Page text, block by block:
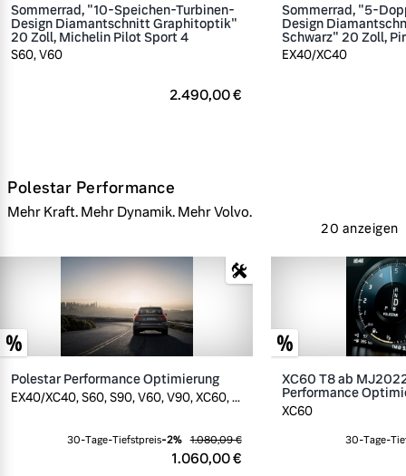
Sommerrad, "10-Speichen-Turbinen-
Design Diamantschnitt Graphitoptik"
20 Zoll, Michelin Pilot Sport 4
S60, V60
2.490,00 €
Sommerrad, "5-
Design
Schwarz" 20 Zoll,
EX40/XC40
Polestar Performance
Mehr Kraft. Mehr Dynamik. Mehr Volvo.
20 anzeigen
Polestar Performance Optimierung
EX40/XC40, S60, S90, V60, V90, XC60, ...
1.060,00 €
30-Tage-Tiefstpreis-2% 1.080,09 €
XC60 T8 ab
Performance
XC60
30-Tage-